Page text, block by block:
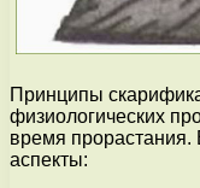
Принципы
физиологических
время
аспекты: